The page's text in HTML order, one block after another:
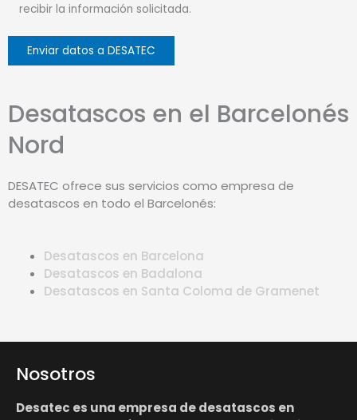
recibir la información solicitada.
Desatascos en el Barcelonés
Nord
DESATEC ofrece sus servicios como empresa de
desatascos en todo el Barcelonés:
Desatascos en Barcelona
Desatascos en Badalona
Desatascos en Santa Coloma de Gramenet
Nosotros
Desatec es una empresa de desatascos en